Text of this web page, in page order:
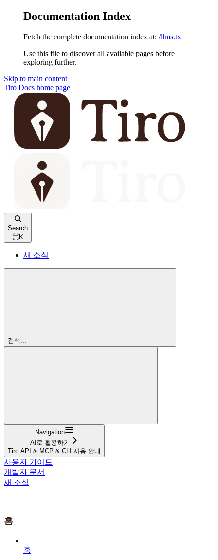
Documentation Index
Fetch the complete documentation index at: /llms.txt
Use this file to discover all available pages before
exploring further.
Skip to main content
Tiro Docs home page
Search
⌘K
새 소식
검색...
Navigation
AI로 활용하기
Tiro API & MCP & CLI 사용 안내
사용자 가이드
개발자 문서
새 소식
홈
홈